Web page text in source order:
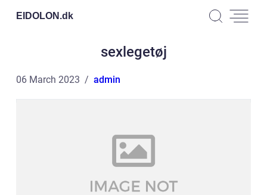
EIDOLON.dk
sexlegetøj
06 March 2023 admin